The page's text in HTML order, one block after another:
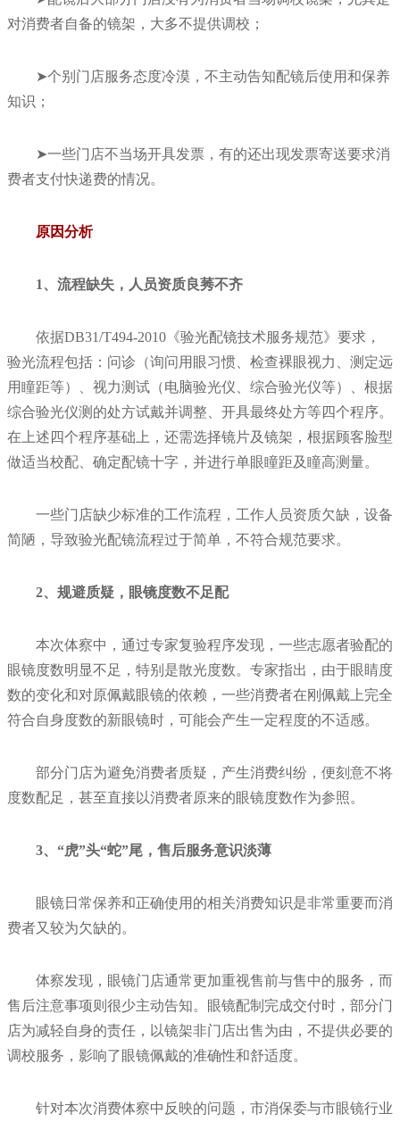
对消费者自备的镜架，大多不提供调校；
➤个别门店服务态度冷漠，不主动告知配镜后使用和保养
知识；
➤一些门店不当场开具发票，有的还出现发票寄送要求消
费者支付快递费的情况。
原因分析
1、流程缺失，人员资质良莠不齐
依据DB31/T494-2010《验光配镜技术服务规范》要求，
验光流程包括：问诊（询问用眼习惯、检查裸眼视力、测定远
用瞳距等）、视力测试（电脑验光仪、综合验光仪等）、根据
综合验光仪测的处方试戴并调整、开具最终处方等四个程序。
在上述四个程序基础上，还需选择镜片及镜架，根据顾客脸型
做适当校配、确定配镜十字，并进行单眼瞳距及瞳高测量。
一些门店缺少标准的工作流程，工作人员资质欠缺，设备
简陋，导致验光配镜流程过于简单，不符合规范要求。
2、规避质疑，眼镜度数不足配
本次体察中，通过专家复验程序发现，一些志愿者验配的
眼镜度数明显不足，特别是散光度数。专家指出，由于眼睛度
数的变化和对原佩戴眼镜的依赖，一些消费者在刚佩戴上完全
符合自身度数的新眼镜时，可能会产生一定程度的不适感。
部分门店为避免消费者质疑，产生消费纠纷，便刻意不将
度数配足，甚至直接以消费者原来的眼镜度数作为参照。
3、“虎”头“蛇”尾，售后服务意识淡薄
眼镜日常保养和正确使用的相关消费知识是非常重要而消
费者又较为欠缺的。
体察发现，眼镜门店通常更加重视售前与售中的服务，而
售后注意事项则很少主动告知。眼镜配制完成交付时，部分门
店为减轻自身的责任，以镜架非门店出售为由，不提供必要的
调校服务，影响了眼镜佩戴的准确性和舒适度。
针对本次消费体察中反映的问题，市消保委与市眼镜行业